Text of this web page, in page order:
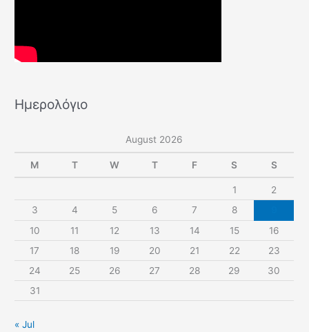
Ημερολόγιο
August 2026
M T W T F S S
1
2
3
4 5 6 7 8
10
11 12 13 14 15
16
17
18 19 20 21 22
23
24
25 26 27 28 29
30
31
« Jul